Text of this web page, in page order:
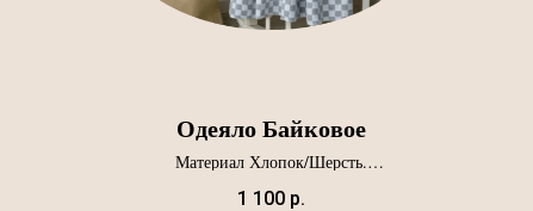
Одеяло Байковое
Материал Хлопок/Шерсть.
1 100 р.